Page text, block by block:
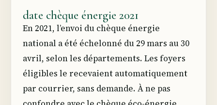
date chèque énergie 2021
En 2021, l’envoi du chèque énergie
national a été échelonné du 29 mars au 30
avril, selon les départements. Les foyers
éligibles le recevaient automatiquement
par courrier, sans demande. À ne pas